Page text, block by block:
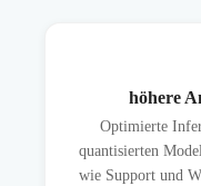
höhere
Optimierte
quantisierten
wie Support und